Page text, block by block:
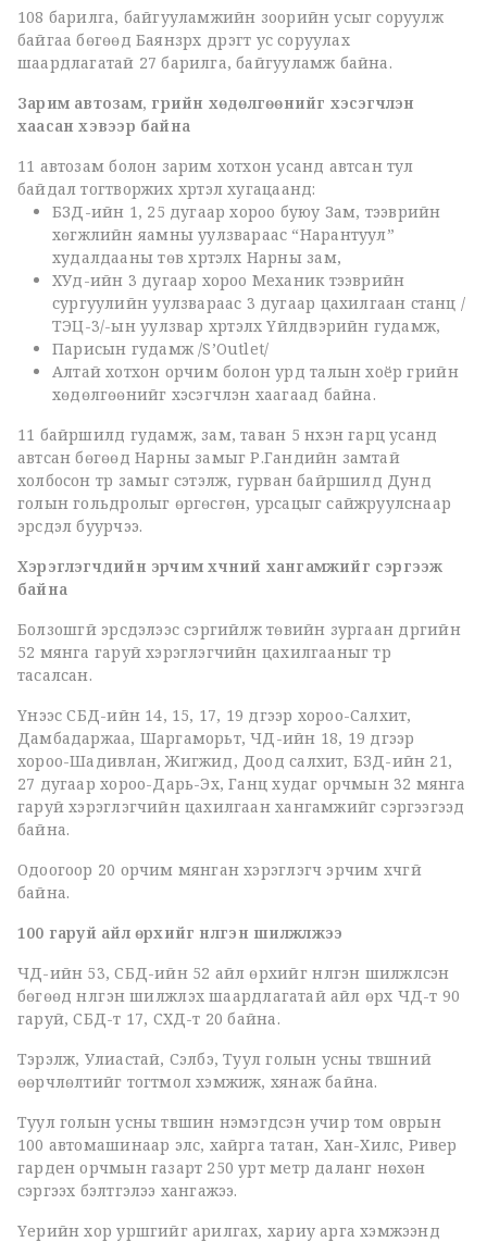
108 барилга, байгууламжийн зоорийн усыг соруулж
байгаа бөгөөд Баянзүрх дүүрэгт ус соруулах
шаардлагатай 27 барилга, байгууламж байна.
Зарим автозам, гүүрийн хөдөлгөөнийг хэсэгчлэн
хаасан хэвээр байна
11 автозам болон зарим хотхон усанд автсан тул
байдал тогтворжих хүртэл хугацаанд:
БЗД-ийн 1, 25 дугаар хороо буюу Зам, тээврийн
хөгжлийн яамны уулзвараас “Нарантуул”
худалдааны төв хүртэлх Нарны зам,
ХУд-ийн 3 дугаар хороо Механик тээврийн
сургуулийн уулзвараас 3 дугаар цахилгаан станц /
ТЭЦ-3/-ын уулзвар хүртэлх Үйлдвэрийн гудамж,
Парисын гудамж /S’Outlet/
Алтай хотхон орчим болон урд талын хоёр гүүрийн
хөдөлгөөнийг хэсэгчлэн хаагаад байна.
11 байршилд гудамж, зам, таван 5 нүхэн гарц усанд
автсан бөгөөд Нарны замыг Р.Гандийн замтай
холбосон түр замыг сэтэлж, гурван байршилд Дунд
голын гольдролыг өргөсгөн, урсацыг сайжруулснаар
эрсдэл буурчээ.
Хэрэглэгчдийн эрчим хүчний хангамжийг сэргээж
байна
Болзошгүй эрсдэлээс сэргийлж төвийн зургаан дүүргийн
52 мянга гаруй хэрэглэгчийн цахилгааныг түр
тасалсан.
Үүнээс СБД-ийн 14, 15, 17, 19 дүгээр хороо-Салхит,
Дамбадаржаа, Шаргаморьт, ЧД-ийн 18, 19 дүгээр
хороо-Шадивлан, Жигжид, Доод салхит, БЗД-ийн 21,
27 дугаар хороо-Дарь-Эх, Ганц худаг орчмын 32 мянга
гаруй хэрэглэгчийн цахилгаан хангамжийг сэргээгээд
байна.
Одоогоор 20 орчим мянган хэрэглэгч эрчим хүчгүй
байна.
100 гаруй айл өрхийг нүүлгэн шилжүүлжээ
ЧД-ийн 53, СБД-ийн 52 айл өрхийг нүүлгэн шилжүүлсэн
бөгөөд нүүлгэн шилжүүлэх шаардлагатай айл өрх ЧД-т 90
гаруй, СБД-т 17, СХД-т 20 байна.
Тэрэлж, Улиастай, Сэлбэ, Туул голын усны түвшний
өөрчлөлтийг тогтмол хэмжиж, хянаж байна.
Туул голын усны түвшин нэмэгдсэн учир том оврын
100 автомашинаар элс, хайрга татан, Хан-Хилс, Ривер
гарден орчмын газарт 250 урт метр даланг нөхөн
сэргээх бэлтгэлээ хангажээ.
Үерийн хор уршгийг арилгах, хариу арга хэмжээнд